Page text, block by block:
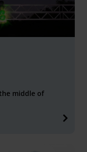
middle of